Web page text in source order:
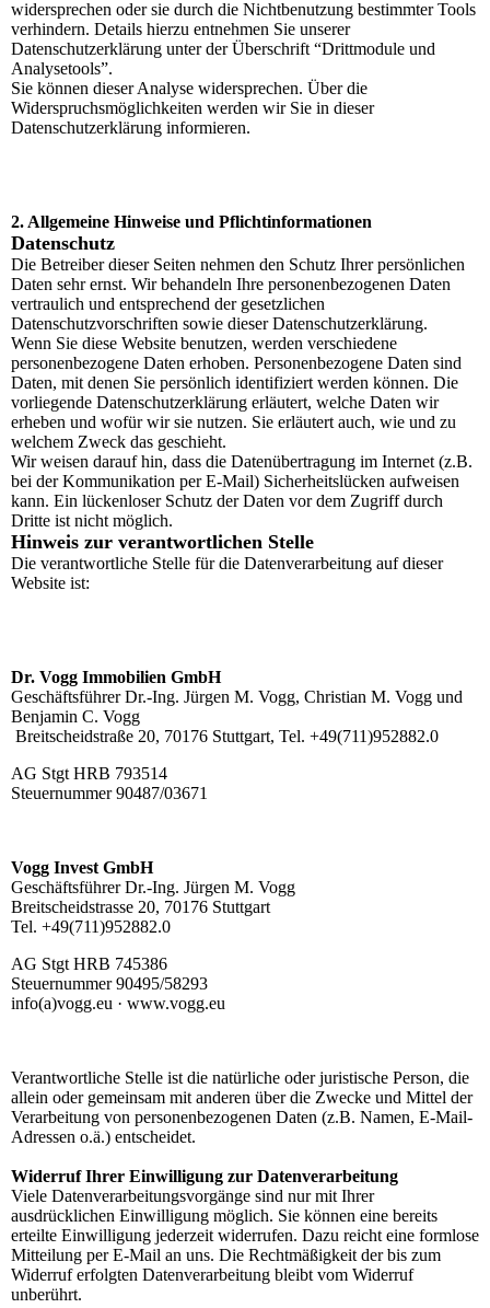
widersprechen oder sie durch die Nichtbenutzung bestimmter Tools
verhindern. Details hierzu entnehmen Sie unserer
Datenschutzerklärung unter der Überschrift “Drittmodule und
Analysetools”.
Sie können dieser Analyse widersprechen. Über die
Widerspruchsmöglichkeiten werden wir Sie in dieser
Datenschutzerklärung informieren.
2. Allgemeine Hinweise und Pflichtinformationen
Datenschutz
Die Betreiber dieser Seiten nehmen den Schutz Ihrer persönlichen
Daten sehr ernst. Wir behandeln Ihre personenbezogenen Daten
vertraulich und entsprechend der gesetzlichen
Datenschutzvorschriften sowie dieser Datenschutzerklärung.
Wenn Sie diese Website benutzen, werden verschiedene
personenbezogene Daten erhoben. Personenbezogene Daten sind
Daten, mit denen Sie persönlich identifiziert werden können. Die
vorliegende Datenschutzerklärung erläutert, welche Daten wir
erheben und wofür wir sie nutzen. Sie erläutert auch, wie und zu
welchem Zweck das geschieht.
Wir weisen darauf hin, dass die Datenübertragung im Internet (z.B.
bei der Kommunikation per E-Mail) Sicherheitslücken aufweisen
kann. Ein lückenloser Schutz der Daten vor dem Zugriff durch
Dritte ist nicht möglich.
Hinweis zur verantwortlichen Stelle
Die verantwortliche Stelle für die Datenverarbeitung auf dieser
Website ist:
Dr. Vogg Immobilien GmbH
Geschäftsführer Dr.-Ing. Jürgen M. Vogg, Christian M. Vogg und
Benjamin C. Vogg
Breitscheidstraße 20, 70176 Stuttgart, Tel. +49(711)952882.0
AG Stgt HRB 793514
Steuernummer 90487/03671
Vogg Invest GmbH
Geschäftsführer Dr.-Ing. Jürgen M. Vogg
Breitscheidstrasse 20, 70176 Stuttgart
Tel. +49(711)952882.0
AG Stgt HRB 745386
Steuernummer 90495/58293
info(a)vogg.eu · www.vogg.eu
Verantwortliche Stelle ist die natürliche oder juristische Person, die
allein oder gemeinsam mit anderen über die Zwecke und Mittel der
Verarbeitung von personenbezogenen Daten (z.B. Namen, E-Mail-
Adressen o.ä.) entscheidet.
Widerruf Ihrer Einwilligung zur Datenverarbeitung
Viele Datenverarbeitungsvorgänge sind nur mit Ihrer
ausdrücklichen Einwilligung möglich. Sie können eine bereits
erteilte Einwilligung jederzeit widerrufen. Dazu reicht eine formlose
Mitteilung per E-Mail an uns. Die Rechtmäßigkeit der bis zum
Widerruf erfolgten Datenverarbeitung bleibt vom Widerruf
unberührt.